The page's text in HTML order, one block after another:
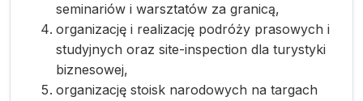
seminariów i warsztatów za granicą,
organizację i realizację podróży prasowych i
studyjnych oraz site-inspection dla turystyki
biznesowej,
organizację stoisk narodowych na targach